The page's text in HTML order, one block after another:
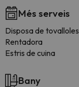
Més serveis
Disposa de tovalloles
Rentadora
Estris de cuina
Bany